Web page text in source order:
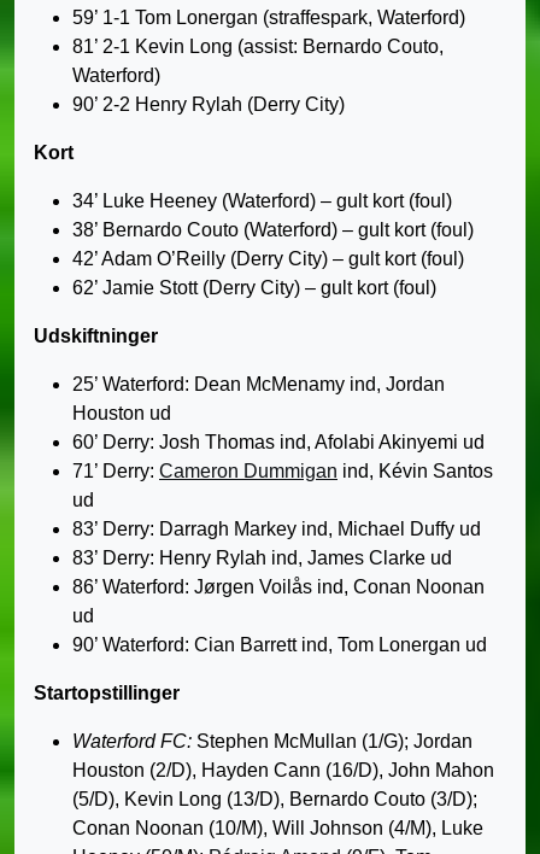
59’ 1-1 Tom Lonergan (straffespark, Waterford)
81’ 2-1 Kevin Long (assist: Bernardo Couto,
Waterford)
90’ 2-2 Henry Rylah (Derry City)
Kort
34’ Luke Heeney (Waterford) – gult kort (foul)
38’ Bernardo Couto (Waterford) – gult kort (foul)
42’ Adam O’Reilly (Derry City) – gult kort (foul)
62’ Jamie Stott (Derry City) – gult kort (foul)
Udskiftninger
25’ Waterford: Dean McMenamy ind, Jordan
Houston ud
60’ Derry: Josh Thomas ind, Afolabi Akinyemi ud
71’ Derry: Cameron Dummigan ind, Kévin Santos
ud
83’ Derry: Darragh Markey ind, Michael Duffy ud
83’ Derry: Henry Rylah ind, James Clarke ud
86’ Waterford: Jørgen Voilås ind, Conan Noonan
ud
90’ Waterford: Cian Barrett ind, Tom Lonergan ud
Startopstillinger
Waterford FC: Stephen McMullan (1/G); Jordan
Houston (2/D), Hayden Cann (16/D), John Mahon
(5/D), Kevin Long (13/D), Bernardo Couto (3/D);
Conan Noonan (10/M), Will Johnson (4/M), Luke